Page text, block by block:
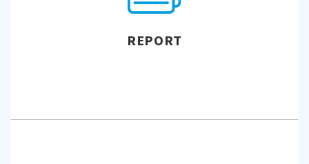
REPORT